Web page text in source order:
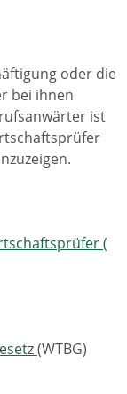
oder die
bei ihnen
ist
(
(WTBG)